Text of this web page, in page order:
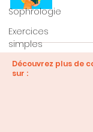
Sophrologie
Exercices
simples
Découvrez plus de
sur :